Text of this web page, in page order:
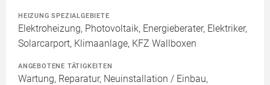
HEIZUNG SPEZIALGEBIETE
Elektroheizung, Photovoltaik, Energieberater, Elektriker,
Solarcarport, Klimaanlage, KFZ Wallboxen
ANGEBOTENE TÄTIGKEITEN
Wartung, Reparatur, Neuinstallation / Einbau,